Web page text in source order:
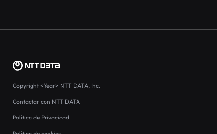
Copyright <Year> NTT DATA, Inc.
Contactar con NTT DATA
Política de Privacidad